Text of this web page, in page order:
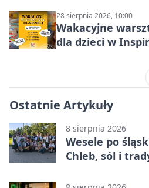
28 sierpnia 2026, 10:00
Wakacyjne
dla dzieci w
Ostatnie Artykuły
8 sierpnia 2026
Wesele po
Chleb, sól i